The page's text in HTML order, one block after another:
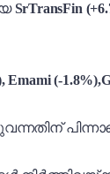
SrTransFin
Emami (-